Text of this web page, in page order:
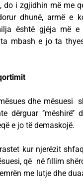
do i zgjidhin më me
dhunë, armë e
është gjëja më e
mbash e jo ta
dhe mësuesi
dërguar ‘’mëshirë’’
e jo të demaskojë.
kur njerëzit
që në fillim
me lutje dhe